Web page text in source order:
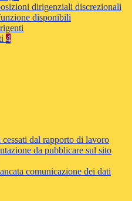
dirigenziali discrezionali
disponibili
4
dal rapporto di lavoro
da pubblicare sul sito
comunicazione dei dati